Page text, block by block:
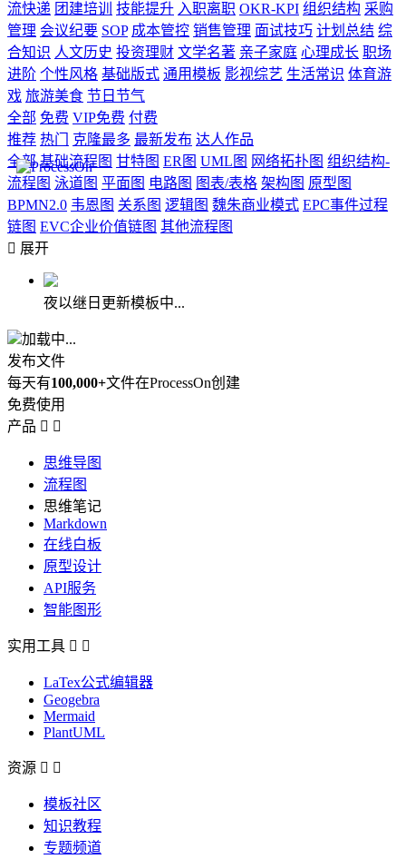
流快递 团建培训 技能提升 入职离职 OKR-KPI 组织结构 采购
管理 会议纪要 SOP 成本管控 销售管理 面试技巧 计划总结 综
合知识 人文历史 投资理财 文学名著 亲子家庭 心理成长 职场
进阶 个性风格 基础版式 通用模板 影视综艺 生活常识 体育游
戏 旅游美食 节日节气
全部 免费 VIP免费 付费
推荐 热门 克隆最多 最新发布 达人作品
全部 基础流程图 甘特图 ER图 UML图 网络拓扑图 组织结构-
流程图 泳道图 平面图 电路图 图表/表格 架构图 原型图
BPMN2.0 韦恩图 关系图 逻辑图 魏朱商业模式 EPC事件过程
链图 EVC企业价值链图 其他流程图
 展开
夜以继日更新模板中...
加载中...
发布文件
每天有100,000+文件在ProcessOn创建
免费使用
产品  
思维导图
流程图
思维笔记
Markdown
在线白板
原型设计
API服务
智能图形
实用工具  
LaTex公式编辑器
Geogebra
Mermaid
PlantUML
资源  
模板社区
知识教程
专题频道